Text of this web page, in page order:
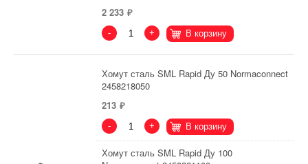
2 233
- + В корзину
Хомут сталь SML Rapid Ду 50 Normaconnect
2458218050
213
- + В корзину
Хомут сталь SML Rapid Ду 100